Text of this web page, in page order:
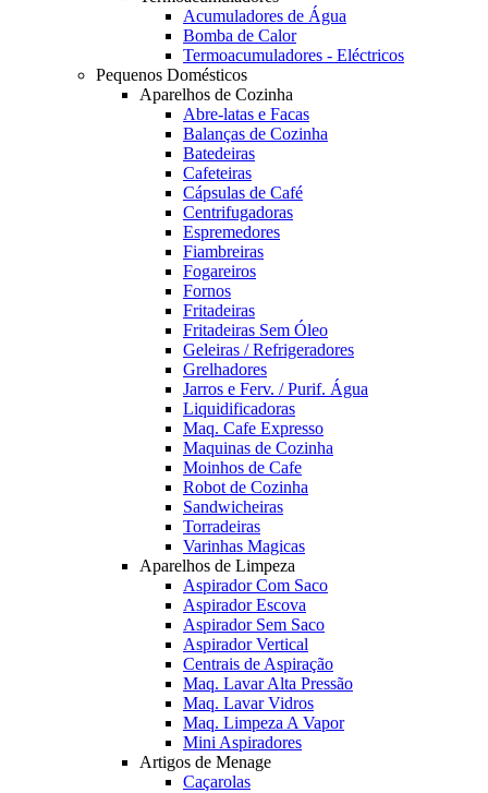
Acumuladores de Água
Bomba de Calor
Termoacumuladores - Eléctricos
Pequenos Domésticos
Aparelhos de Cozinha
Abre-latas e Facas
Balanças de Cozinha
Batedeiras
Cafeteiras
Cápsulas de Café
Centrifugadoras
Espremedores
Fiambreiras
Fogareiros
Fornos
Fritadeiras
Fritadeiras Sem Óleo
Geleiras / Refrigeradores
Grelhadores
Jarros e Ferv. / Purif. Água
Liquidificadoras
Maq. Cafe Expresso
Maquinas de Cozinha
Moinhos de Cafe
Robot de Cozinha
Sandwicheiras
Torradeiras
Varinhas Magicas
Aparelhos de Limpeza
Aspirador Com Saco
Aspirador Escova
Aspirador Sem Saco
Aspirador Vertical
Centrais de Aspiração
Maq. Lavar Alta Pressão
Maq. Lavar Vidros
Maq. Limpeza A Vapor
Mini Aspiradores
Artigos de Menage
Caçarolas